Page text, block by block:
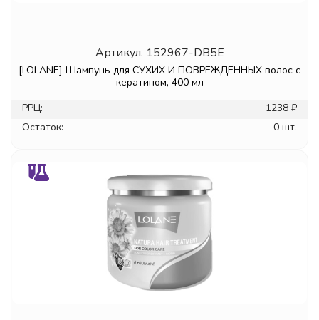
Артикул. 152967-DB5E
[LOLANE] Шампунь для СУХИХ И ПОВРЕЖДЕННЫХ волос с
кератином, 400 мл
РРЦ:
1238 ₽
Остаток:
0 шт.